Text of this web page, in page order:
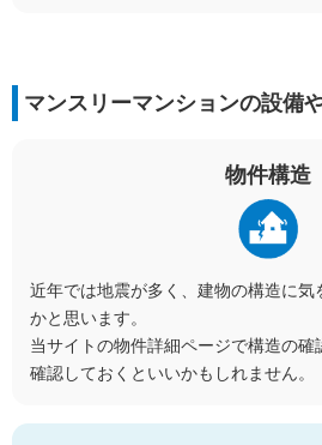
マンスリーマンションの設備
物件構造
近年では地震が多く、建物の構造に気
かと思います。
当サイトの物件詳細ページで構造の確
確認しておくといいかもしれません。